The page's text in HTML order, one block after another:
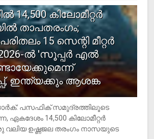
14,500 കിലോമീറ്റര്‍
താപതരംഗം;
15 സെന്റി മീറ്റര്‍
ല്‍ 'സൂപ്പര്‍ എല്‍
ഇന്ത്യക്കും ആശങ്ക
പസഫിക് സമുദ്രത്തിലൂടെ
ഏകദേശം 14,500 കിലോമീറ്റര്‍
വലിയ ഉഷ്ണജല തരംഗം നാസയുടെ